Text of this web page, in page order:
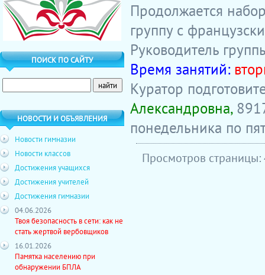
ПОИСК ПО САЙТУ
НОВОСТИ И ОБЪЯВЛЕНИЯ
Новости гимназии
Новости классов
Достижения учащихся
Достижения учителей
Достижения гимназии
04.06.2026
Твоя безопасность в сети: как не
стать жертвой вербовщиков
16.01.2026
Памятка населению при
обнаружении БПЛА
Продолжается
группу с
Руководитель
Время занятий:
Куратор
Александровна,
понедельника по
Просмотров страницы: